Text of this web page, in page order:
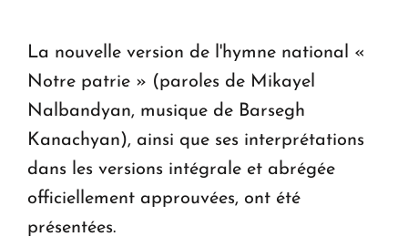
La nouvelle version de l'hymne national «
Notre patrie » (paroles de Mikayel
Nalbandyan, musique de Barsegh
Kanachyan), ainsi que ses interprétations
dans les versions intégrale et abrégée
officiellement approuvées, ont été
présentées.